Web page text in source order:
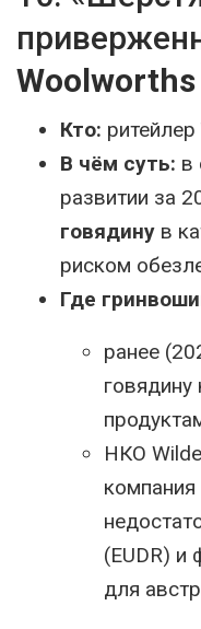
Кто: ритейлер
В чём суть: в
развитии за
говядину в
риском
Где
ранее
НКО
(EUDR) и
для